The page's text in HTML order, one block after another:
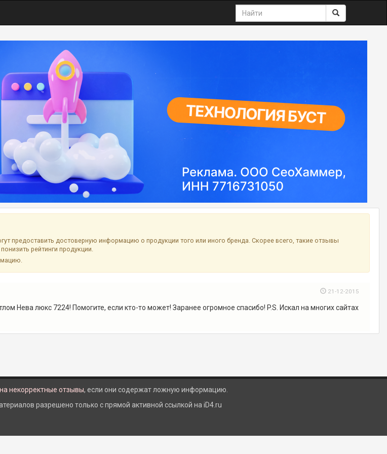
достоверную информацию о продукции того или иного бренда. Скорее всего, такие отзывы
рейтинги продукции.
21-12-2015
Нева люкс 7224! Помогите, если кто-то может! Заранее огромное спасибо! P.S. Искал на многих сайтах
некорректные отзывы, если они содержат ложную информацию.
разрешено только с прямой активной ссылкой на iD4.ru